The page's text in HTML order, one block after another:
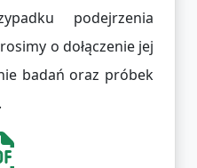
podejrzenia
o dołączenie jej
badań oraz próbek